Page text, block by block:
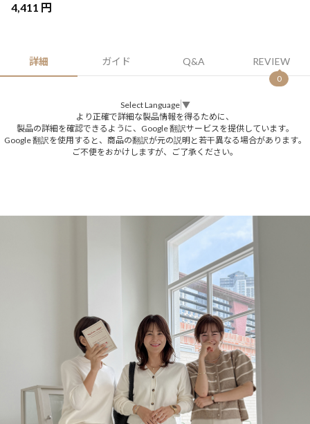
4,411 円
詳細 ガイド Q&A REVIEW
0
Select Language ▼
より正確で詳細な製品情報を得るために、
製品の詳細を確認できるように、Google 翻訳サービスを提供しています。
Google 翻訳を使用すると、商品の翻訳が元の説明と若干異なる場合があります。
ご不便をおかけしますが、ご了承ください。